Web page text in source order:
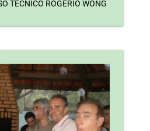
TÉCNICO ROGÉRIO WONG